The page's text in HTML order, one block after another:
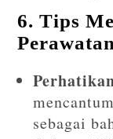
6. Tips
sebagai